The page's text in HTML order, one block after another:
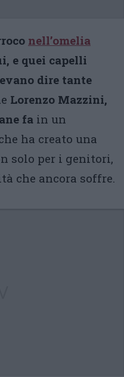
nell’omelia
e quei capelli
dire tante
Lorenzo Mazzini,
fa in un
ha creato una
solo per i genitori,
che ancora soffre.